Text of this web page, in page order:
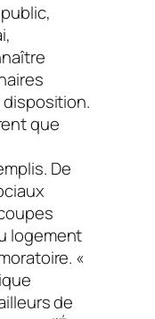
disposition.
que
De
logement
«
de